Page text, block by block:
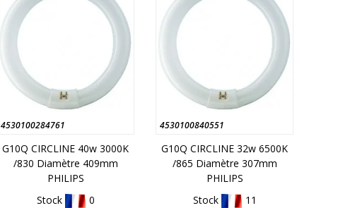
4530100284761
G10Q CIRCLINE 40w 3000K
/830 Diamètre 409mm
PHILIPS
Stock
0
4530100840551
G10Q CIRCLINE 32w 6500K
/865 Diamètre 307mm
PHILIPS
Stock
11